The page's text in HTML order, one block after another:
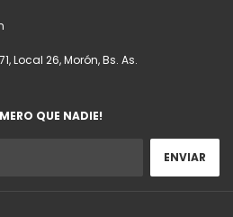
Local 26, Morón, Bs. As.
QUE NADIE!